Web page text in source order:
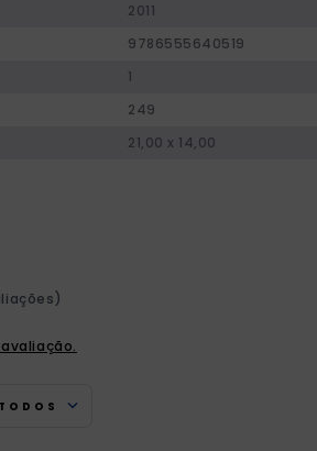
2011
9786555640519
1
249
21,00 x 14,00
TODOS